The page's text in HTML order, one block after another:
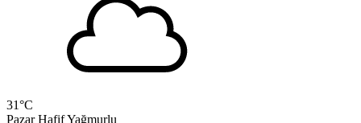
31°C
Pazar Hafif Yağmurlu